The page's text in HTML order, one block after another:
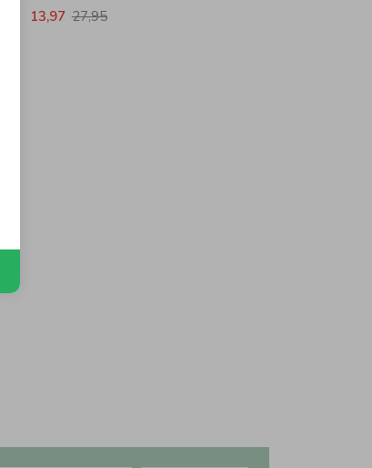
13,97 27,95